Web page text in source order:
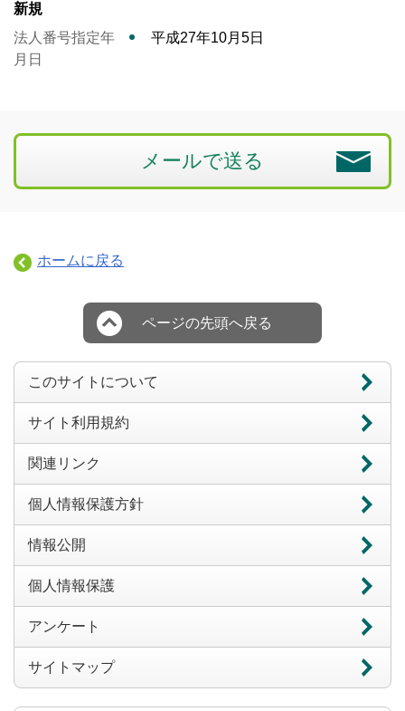
新規
法人番号指定年
月日
平成27年10月5日
メールで送る
ホームに戻る
ページの先頭へ戻る
このサイトについて
サイト利用規約
関連リンク
個人情報保護方針
情報公開
個人情報保護
アンケート
サイトマップ